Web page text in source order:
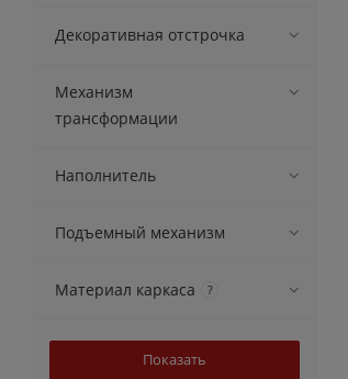
Декоративная отстрочка
Механизм
трансформации
Наполнитель
Подъемный механизм
Материал каркаса ?